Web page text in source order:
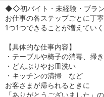
◆◇初バイト・未経験・ブラ
お仕事の各ステップごとに丁
1つ1つできることが増えてい
【具体的な仕事内容】
・テーブルや椅子の消毒、掃
・どんぶりやお皿洗い
・キッチンの清掃 など
お客さまが帰られるときに
「ありがとうございました」